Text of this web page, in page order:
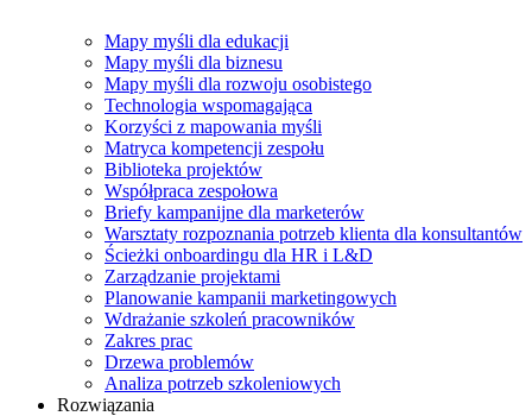
Mapy myśli dla edukacji
Mapy myśli dla biznesu
Mapy myśli dla rozwoju osobistego
Technologia wspomagająca
Korzyści z mapowania myśli
Matryca kompetencji zespołu
Biblioteka projektów
Współpraca zespołowa
Briefy kampanijne dla marketerów
Warsztaty rozpoznania potrzeb klienta dla konsultantów
Ścieżki onboardingu dla HR i L&D
Zarządzanie projektami
Planowanie kampanii marketingowych
Wdrażanie szkoleń pracowników
Zakres prac
Drzewa problemów
Analiza potrzeb szkoleniowych
Rozwiązania